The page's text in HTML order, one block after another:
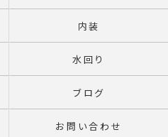
内装
水回り
ブログ
お問い合わせ